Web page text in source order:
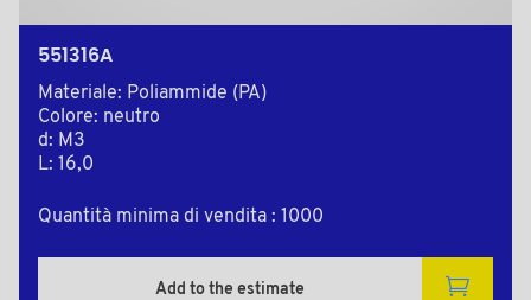
551316A
Materiale: Poliammide (PA)
Colore: neutro
d: M3
L: 16,0
Quantità minima di vendita : 1000
Add to the estimate